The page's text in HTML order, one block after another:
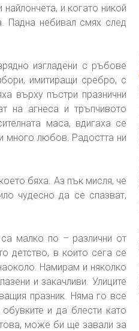
и когато никой
Падна небивал смях след
изгладени с ръбове
имитиращи сребро, с
върху пъстри празнични
на агнеса и тръпчивото
маса, вдигаха се
много любов. Радостта ни
бяха. Аз пък мисля, че
чудесно да се спазват,
малко по – различни от
детство, в които сега се
Намирам и няколко
и закачливи. Улиците
празник. Няма го все
и да блести като
може би ще завали за